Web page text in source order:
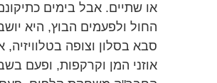
או שתיים. אבל בימים
החול ולפעמים הבוץ, היא
סבא בסלון וצופה בטלוויזיה,
אוזני המן וקרקפות, ופעם